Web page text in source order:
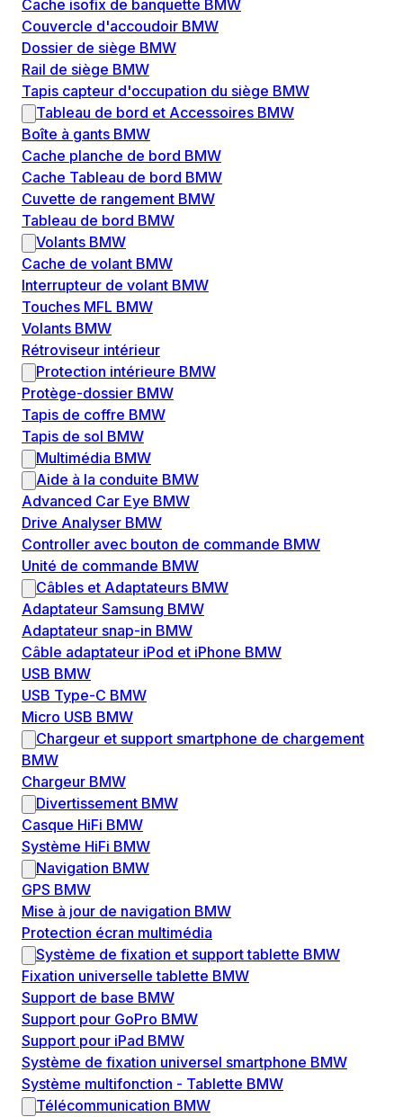
Cache isofix de banquette BMW
Couvercle d'accoudoir BMW
Dossier de siège BMW
Rail de siège BMW
Tapis capteur d'occupation du siège BMW
Tableau de bord et Accessoires BMW
Boîte à gants BMW
Cache planche de bord BMW
Cache Tableau de bord BMW
Cuvette de rangement BMW
Tableau de bord BMW
Volants BMW
Cache de volant BMW
Interrupteur de volant BMW
Touches MFL BMW
Volants BMW
Rétroviseur intérieur
Protection intérieure BMW
Protège-dossier BMW
Tapis de coffre BMW
Tapis de sol BMW
Multimédia BMW
Aide à la conduite BMW
Advanced Car Eye BMW
Drive Analyser BMW
Controller avec bouton de commande BMW
Unité de commande BMW
Câbles et Adaptateurs BMW
Adaptateur Samsung BMW
Adaptateur snap-in BMW
Câble adaptateur iPod et iPhone BMW
USB BMW
USB Type-C BMW
Micro USB BMW
Chargeur et support smartphone de chargement
BMW
Chargeur BMW
Divertissement BMW
Casque HiFi BMW
Système HiFi BMW
Navigation BMW
GPS BMW
Mise à jour de navigation BMW
Protection écran multimédia
Système de fixation et support tablette BMW
Fixation universelle tablette BMW
Support de base BMW
Support pour GoPro BMW
Support pour iPad BMW
Système de fixation universel smartphone BMW
Système multifonction - Tablette BMW
Télécommunication BMW